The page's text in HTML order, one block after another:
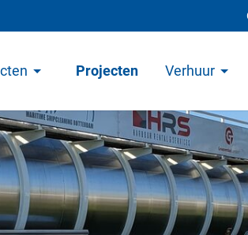
Projecten Verhuur